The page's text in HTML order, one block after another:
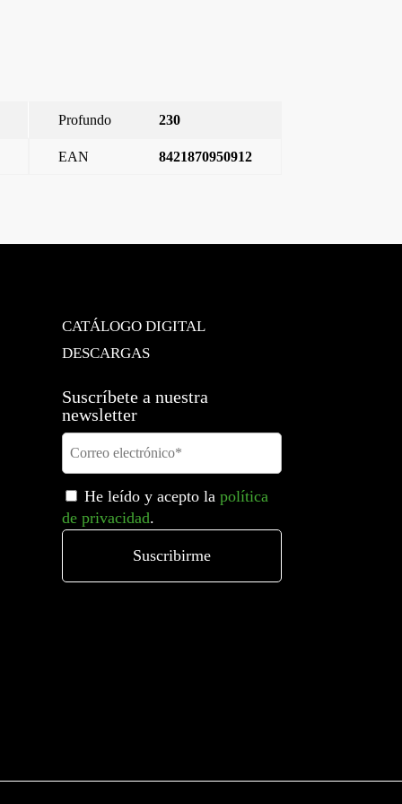
Profundo 230
EAN 8421870950912
CATÁLOGO DIGITAL
DESCARGAS
Suscríbete a nuestra
newsletter
He leído y acepto la política
de privacidad.